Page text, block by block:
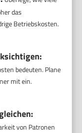
das
Betriebskosten.
bedeuten. Plane
mit ein.
von Patronen